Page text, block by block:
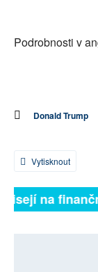
Podrobnosti v
Donald Trump
Vytisknout
na